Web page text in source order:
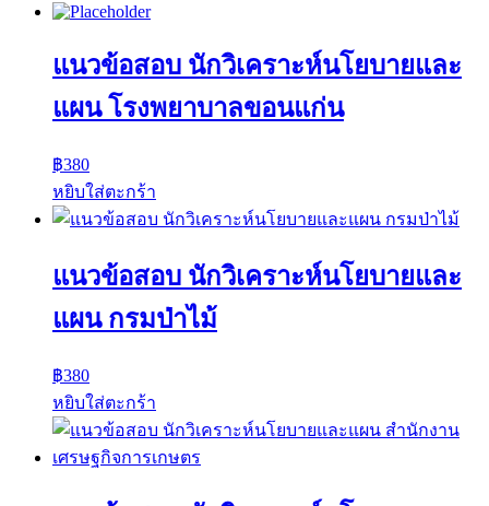
แนวข้อสอบ นักวิเคราะห์นโยบายและ
แผน โรงพยาบาลขอนแก่น
฿380
หยิบใส่ตะกร้า
แนวข้อสอบ นักวิเคราะห์นโยบายและ
แผน กรมป่าไม้
฿380
หยิบใส่ตะกร้า